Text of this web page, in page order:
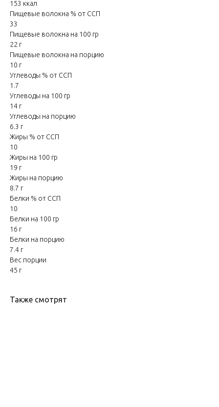
153 ккал
Пищевые волокна % от ССП
33
Пищевые волокна на 100 гр
22 г
Пищевые волокна на порцию
10 г
Углеводы % от ССП
1.7
Углеводы на 100 гр
14 г
Углеводы на порцию
6.3 г
Жиры % от ССП
10
Жиры на 100 гр
19 г
Жиры на порцию
8.7 г
Белки % от ССП
10
Белки на 100 гр
16 г
Белки на порцию
7.4 г
Вес порции
45 г
Также смотрят